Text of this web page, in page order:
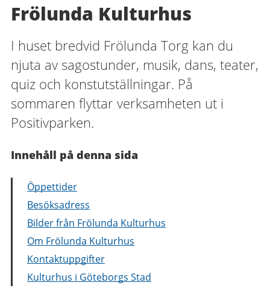
Frölunda Kulturhus
I huset bredvid Frölunda Torg kan du
njuta av sagostunder, musik, dans, teater,
quiz och konstutställningar. På
sommaren flyttar verksamheten ut i
Positivparken.
Innehåll på denna sida
Öppettider
Besöksadress
Bilder från Frölunda Kulturhus
Om Frölunda Kulturhus
Kontaktuppgifter
Kulturhus i Göteborgs Stad